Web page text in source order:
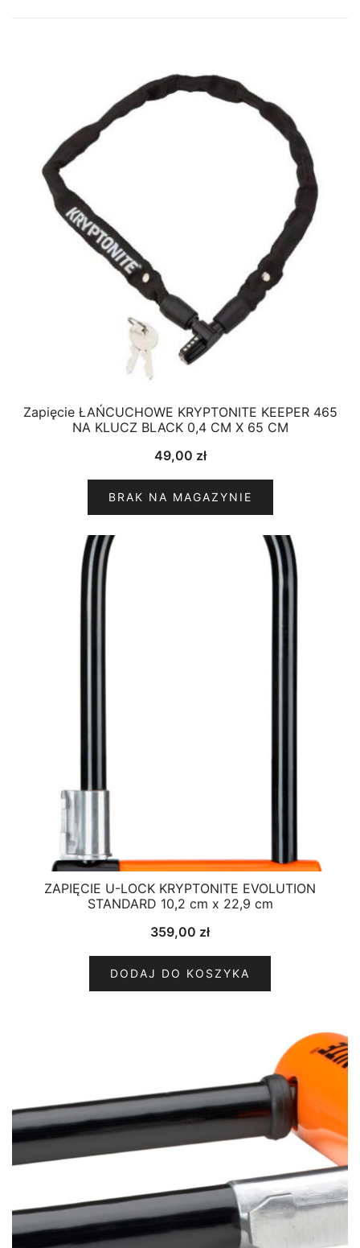
Zapięcie ŁAŃCUCHOWE KRYPTONITE KEEPER 465
NA KLUCZ BLACK 0,4 CM X 65 CM
49,00 zł
BRAK NA MAGAZYNIE
ZAPIĘCIE U-LOCK KRYPTONITE EVOLUTION
STANDARD 10,2 cm x 22,9 cm
359,00 zł
DODAJ DO KOSZYKA